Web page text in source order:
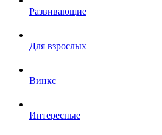
Развивающие
Для взрослых
Винкс
Интересные